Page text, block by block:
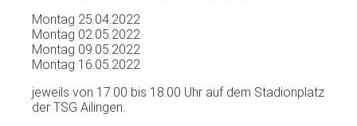
Montag 25.04.2022
Montag 02.05.2022
Montag 09.05.2022
Montag 16.05.2022
jeweils von 17.00 bis 18.00 Uhr auf dem Stadionplatz
der TSG Ailingen.